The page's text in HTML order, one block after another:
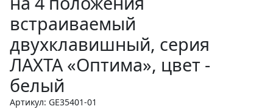
встраиваемый
двухклавишный, серия
ЛАХТА «Оптима», цвет -
белый
Артикул: GE35401-01